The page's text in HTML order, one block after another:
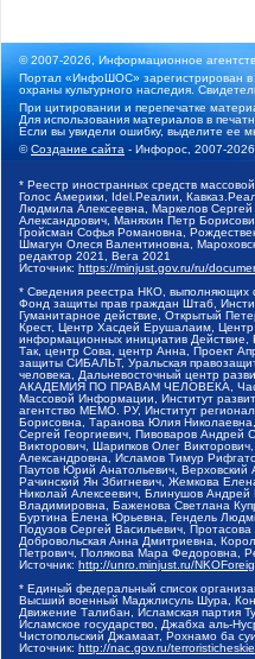
© 2007-2026, Информационное
Портал «ИнфоШОС» зарегистрирован в
охраны культурного наследия.
При цитировании и перепечатке
Для использования материалов в
Если вы увидели ошибку, выделите ее
©Создание сайта - Инфорос, 2007-2026
* Реестр иностранных средств
Голос Америки, Idel.Реалии,
Людмила Алексеевна, Маркелов
Александрович, Маняхин Петр
Гройсман Софья Романовна,
Шмагун Олеся Валентиновна,
редактор 2021, Вега 2021
Источник: https://minjust.gov.ru/ru/
* Сведения реестра НКО, выполняющих
Фонд защиты прав граждан Штаб,
Гуманитарное действие, Открытый
Крест, Центр Хасдей Ерушалаим, Центр
информационных инициатив Действие,
Так, центр Сова, центр Анна, Проект
защиты СИБАЛЬТ, Уральская
человека, Дальневосточный центр
АКАДЕМИЯ ПО ПРАВАМ ЧЕЛОВЕКА,
Массовой Информации, Институт
агентство МЕМО. РУ, Институт
Борисовна, Таранова Юлия
Сергей Георгиевич, Пивоваров
Викторович, Шарипков Олег
Александровна, Исламов Тимур
Паутов Юрий Анатольевич, Верховский
Рачинский Ян Збигневич, Жемкова
Николай Алексеевич, Блинушов
Владимировна, Баженова Светлана
Буртина Елена Юрьевна, Гендель
Подузов Сергей Васильевич,
Добровольская Анна Дмитриевна,
Петрович, Полякова Мара Федоровна,
Источник: http://unro.minjust.ru/
* Единый федеральный список
Высший военный Маджлисуль Шура,
Движение Талибан, Исламская партия
Исламское государство, Джабха аль-
Чистопольский Джамаат, Рохнамо ба
Источник: http://nac.gov.ru/